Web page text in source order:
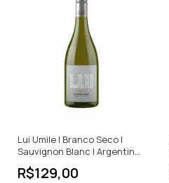
Lui Umile | Branco Seco |
Sauvignon Blanc | Argentina |
750ml
R$129,00